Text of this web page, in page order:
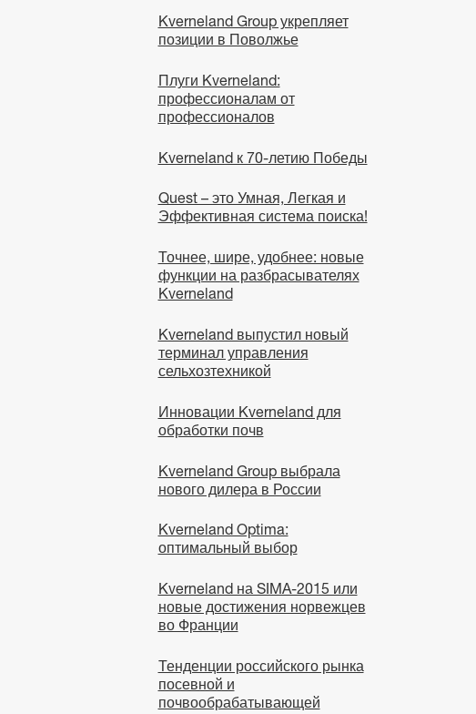
Kverneland Group укрепляет
позиции в Поволжье
Плуги Kverneland:
профессионалам от
профессионалов
Kverneland к 70-летию Победы
Quest – это Умная, Легкая и
Эффективная система поиска!
Точнее, шире, удобнее: новые
функции на разбрасывателях
Kverneland
Kverneland выпустил новый
терминал управления
сельхозтехникой
Инновации Kverneland для
обработки почв
Kverneland Group выбрала
нового дилера в России
Kverneland Optima:
оптимальный выбор
Kverneland на SIMA-2015 или
новые достижения норвежцев
во Франции
Тенденции российского рынка
посевной и
почвообрабатывающей